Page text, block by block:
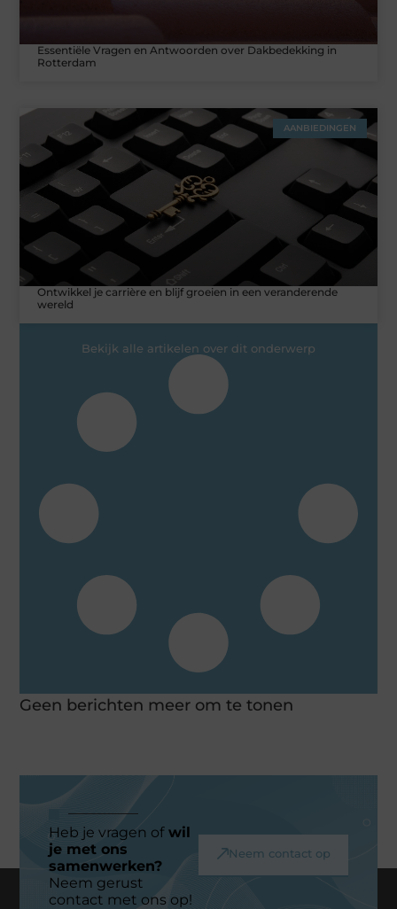
Essentiële Vragen en Antwoorden over Dakbedekking in
Rotterdam
AANBIEDINGEN
Ontwikkel je carrière en blijf groeien in een veranderende
wereld
Bekijk alle artikelen over dit onderwerp
Geen berichten meer om te tonen
Heb je vragen ofwil
je met ons
samenwerken?
Neem gerust
contact met ons op!
Neem contact op